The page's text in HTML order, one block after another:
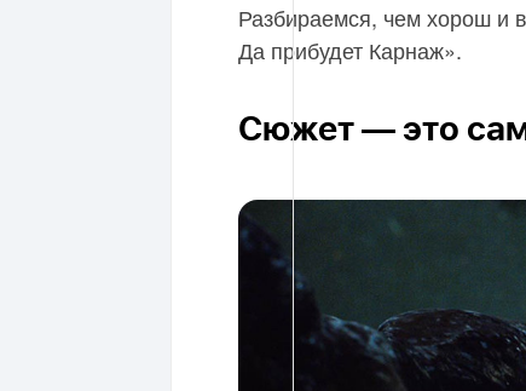
Разбираемся, чем хорош и
Да прибудет Карнаж».
Сюжет — это